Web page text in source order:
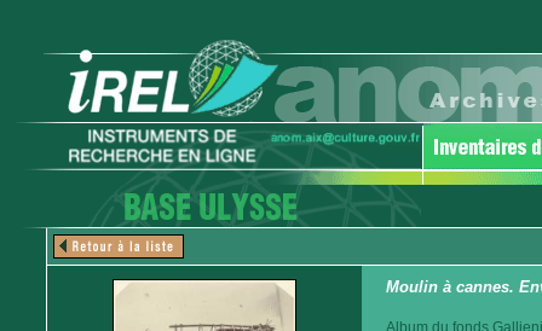
Moulin à cannes.
Album du fonds